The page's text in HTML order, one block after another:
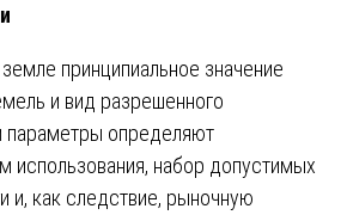
принципиальное значение
и вид разрешенного
параметры определяют
использования, набор допустимых
и, как следствие, рыночную